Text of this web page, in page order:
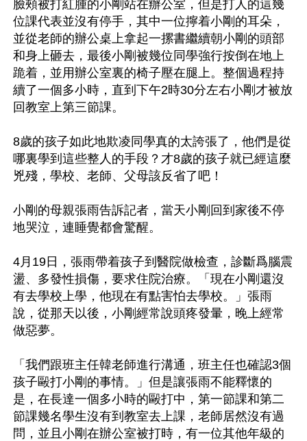
臉頰被打紅腫的小剛站在辦公室，但是打人的這幾
位課代表並沒有停手，其中一位擰着小剛的耳朵，
並從老師的辦公桌上拿起一摞書繼續朝小剛的頭部
和身上砸去，最後小剛被幾位同學強行按倒在地上
跪着，並用辦公室裏的椅子壓在腿上。整個過程持
續了一個多小時，直到下午2時30分左右小剛才被放
回教室上第三節課。
8歲的孩子如此地欺凌同學真的太誇張了，他們是從
哪裏學到這些整人的手段？才8歲的孩子就已經這麼
兇殘，學校、老師、父母該反省了吧！
小剛的母親張雨告訴記者，當天小剛回到家後不停
地哭泣，連睡覺都會驚醒。
4月19日，張雨帶着孩子到醫院做檢查，診斷爲腦震
盪、多發性損傷，要求住院治療。「現在小剛還沒
有去學校上學，他現在有點害怕去學校。」張雨
說，從那天以後，小剛經常說頭疼發暈，晚上經常
做惡夢。
「我們跟班主任韓老師進行溝通，班主任也確認3個
孩子毆打小剛的事情。」但是讓張雨不能釋懷的
是，在長達一個多小時的毆打中，第一節課和第二
節課幾名學生沒有到教室去上課，老師居然沒有過
問，並且小剛在辦公室被打時，有一位其他年級的